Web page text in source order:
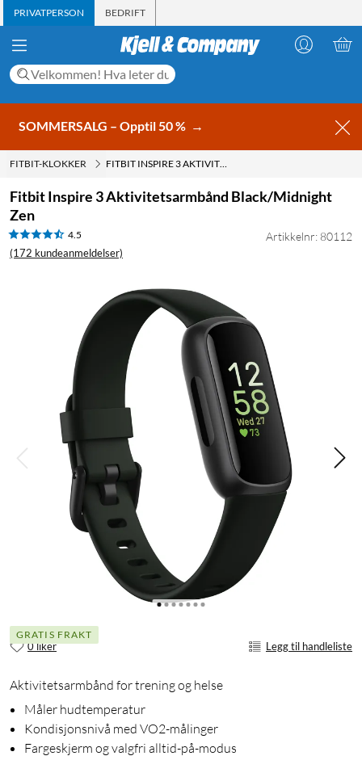
PRIVATPERSON BEDRIFT
SOMMERSALG – Opptil 50 % →
FITBIT-KLOKKER FITBIT INSPIRE 3 AKTIVITETSARMBÅND BLACK/MIDNIGHT ZEN
Fitbit Inspire 3 Aktivitetsarmbånd Black/Midnight
Zen
4.5
(172 kundeanmeldelser)
Artikkelnr: 80112
GRATIS FRAKT
0 liker Legg til handleliste
Aktivitetsarmbånd for trening og helse
Måler hudtemperatur
Kondisjonsnivå med VO2-målinger
Fargeskjerm og valgfri alltid-på-modus